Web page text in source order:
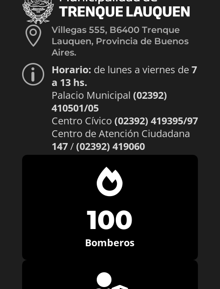

Villegas 555, B6400 Trenque
Lauquen, Provincia de Buenos
Aires.
p Horario: de lunes a viernes de7
a 13 hs.
Palacio Municipal (02392)
410501/05
Centro Cívico (02392) 419395/97
Centro de Atención Ciudadana
147/(02392) 419060

100
Bomberos